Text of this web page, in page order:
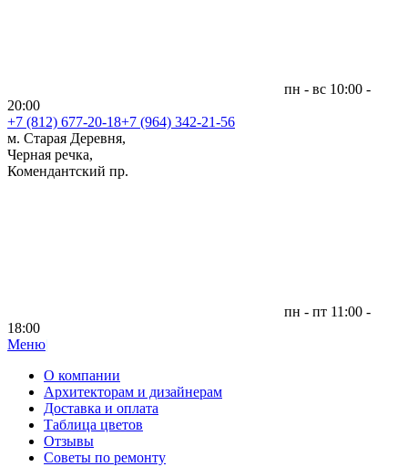
пн - вс 10:00 -
20:00
+7 (812) 677-20-18+7 (964) 342-21-56
м. Старая Деревня,
Черная речка,
Комендантский пр.
пн - пт 11:00 -
18:00
Меню|
О компании
Архитекторам и дизайнерам
Доставка и оплата
Таблица цветов
Отзывы
Советы по ремонту